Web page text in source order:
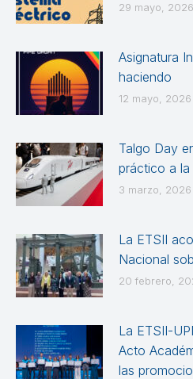
29 mayo, 2026
Asignatura
haciendo
12 mayo, 2026
Talgo Day
práctico a
3 marzo, 2026
La ETSII
Nacional
20 febrero,
La ETSII-
Acto
las